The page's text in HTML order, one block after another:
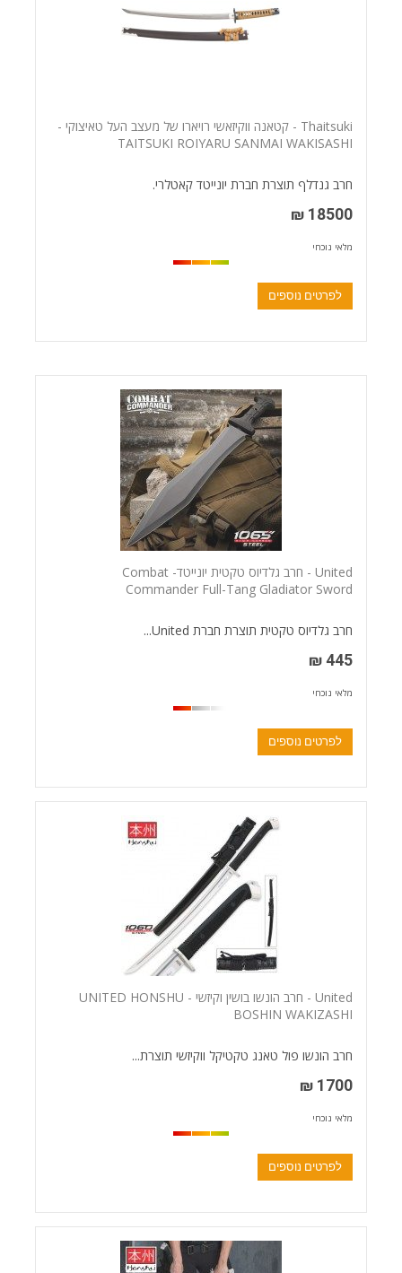
Thaitsuki - קטאנה ווקיזאשי רויארו של מעצב העל טאיצוקי -
TAITSUKI ROIYARU SANMAI WAKISASHI
חרב גנדלף תוצרת חברת יונייטד קאטלרי.
18500 ₪
מלאי נוכחי
לפרטים נוספים
United - חרב גלדיוס טקטית יונייטד- Combat
Commander Full-Tang Gladiator Sword
חרב גלדיוס טקטית תוצרת חברת United...
445 ₪
מלאי נוכחי
לפרטים נוספים
United - חרב הונשו בושין וקיזשי - UNITED HONSHU
BOSHIN WAKIZASHI
חרב הונשו פול טאנג טקטיקל ווקיזשי תוצרת...
1700 ₪
מלאי נוכחי
לפרטים נוספים